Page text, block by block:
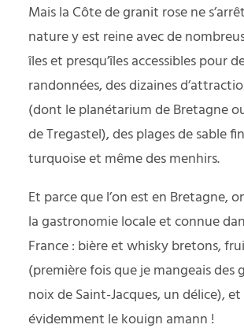
Mais la Côte de granit rose ne
nature y est reine avec de
îles et presqu’îles accessibles pour
randonnées, des dizaines
(dont le planétarium de Bretagne
de Tregastel), des plages de sable
turquoise et même des menhirs.
Et parce que l’on est en Bretagne,
la gastronomie locale et connue
France : bière et whisky bretons,
(première fois que je mangeais des
noix de Saint-Jacques, un délice),
évidemment le kouign amann !